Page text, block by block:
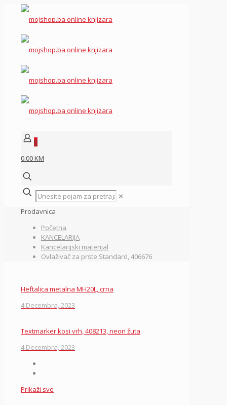
0
0.00 KM
✕
Prodavnica
Početna
KANCELARIJA
Kancelarijski materijal
Ovlaživač za prste Standard, 406676
Heftalica metalna MH20L, crna
4 Decembra, 2023
Textmarker kosi vrh, 408213, neon žuta
4 Decembra, 2023
Prikaži sve